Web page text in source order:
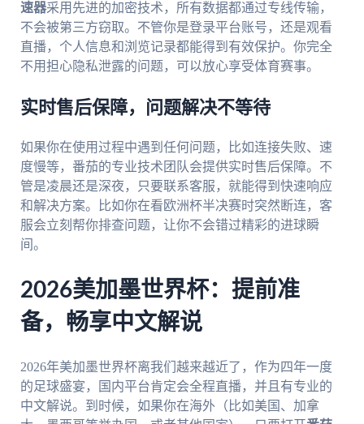
速器采用先进的加密技术，所有数据都通过专线传输，
不会被第三方窃取。不管你是登录平台账号，还是观看
直播，个人信息和浏览记录都能得到有效保护。你完全
不用担心隐私泄露的问题，可以放心享受体育赛事。
实时售后保障，问题解决不等待
如果你在使用过程中遇到任何问题，比如连接失败、速
度慢等，番茄的专业技术团队会提供实时售后保障。不
管是凌晨还是深夜，只要联系客服，就能得到快速响应
和解决方案。比如你在看欧洲杯半决赛时突然断连，客
服会立刻帮你排查问题，让你不会错过精彩的进球瞬
间。
2026美加墨世界杯：提前准
备，畅享中文解说
2026年美加墨世界杯离我们越来越近了，作为四年一度
的足球盛宴，国内平台肯定会全程直播，并且有专业的
中文解说。到时候，如果你在海外（比如美国、加拿